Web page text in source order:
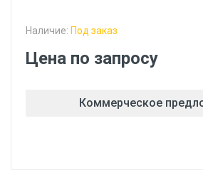
Наличие: Под заказ
Цена по запросу
Коммерческое